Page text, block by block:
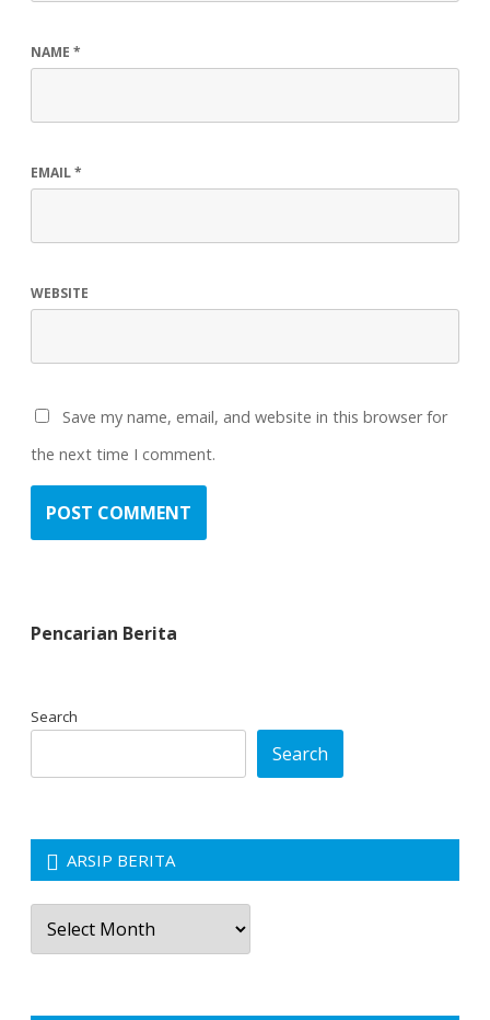
NAME *
EMAIL*
WEBSITE
Save my name, email, and website in this browser for
the next time I comment.
Pencarian Berita
Search
Search
ARSIP BERITA
Arsip
Berita